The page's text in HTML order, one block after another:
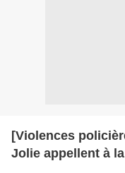
[Violences
Jolie appellent à